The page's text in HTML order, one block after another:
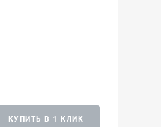
КУПИТЬ В 1 КЛИК